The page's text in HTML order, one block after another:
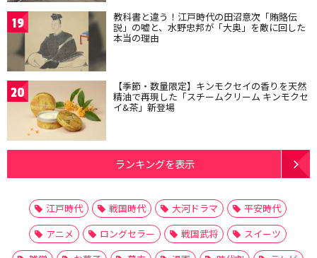
19 教科書と違う！江戸時代の田沼意次「賄賂伝
説」の嘘と、水野忠邦が「大奥」を敵に回した
本当の理由
20 【季節・数量限定】キンモクセイの香りを天然
精油で再現した「スチームクリーム キンモクセ
イ&茶」新登場
ランキングを表示
江戸時代 戦国時代 大河ドラマ
平安時代
アニメ
ロングセラー 戦国武将
スイーツ